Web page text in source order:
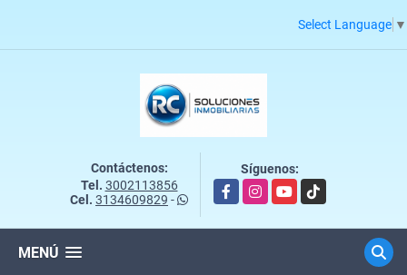
Select Language ▼
Contáctenos:
Tel. 3002113856
Cel. 3134609829 -
Síguenos:
FacebookInstagramYouTubeTikTok
MENÚ